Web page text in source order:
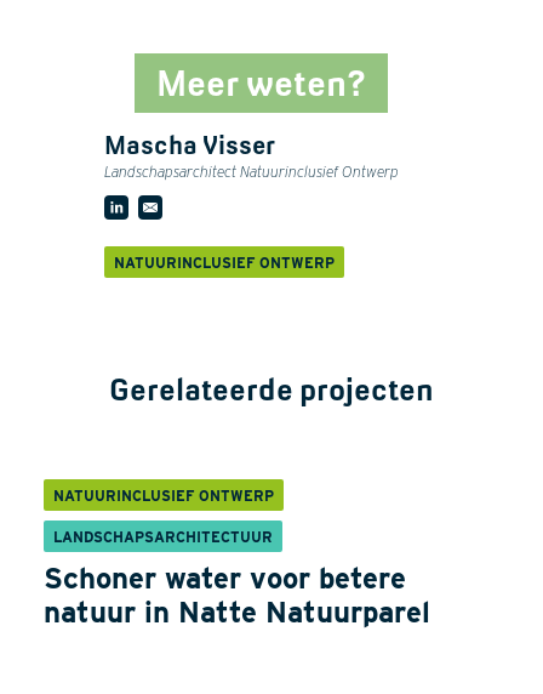
Meer weten?
Mascha Visser
Landschapsarchitect Natuurinclusief Ontwerp
NATUURINCLUSIEF ONTWERP
Gerelateerde projecten
NATUURINCLUSIEF ONTWERP
LANDSCHAPSARCHITECTUUR
Schoner water voor betere
natuur in Natte Natuurparel